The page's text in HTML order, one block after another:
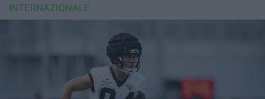
Rugby Sevens
6 Nazioni
INTERNAZIONALE